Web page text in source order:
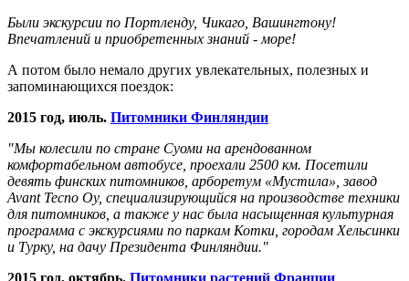
Были экскурсии по Портленду, Чикаго, Вашингтону!
Впечатлений и приобретенных знаний - море!
А потом было немало других увлекательных, полезных и
запоминающихся поездок:
2015 год, июль. Питомники Финляндии
"Мы колесили по стране Суоми на арендованном
комфортабельном автобусе, проехали 2500 км. Посетили
девять финских питомников, арборетум «Мустила», завод
Avant Tecno Oy, специализирующийся на производстве техники
для питомников, а также у нас была насыщенная культурная
программа с экскурсиями по паркам Котки, городам Хельсинки
и Турку, на дачу Президента Финляндии."
2015 год, октябрь. Питомники растений Франции